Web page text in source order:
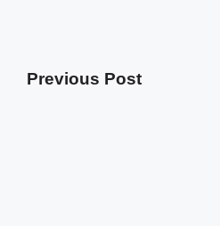
Previous Post